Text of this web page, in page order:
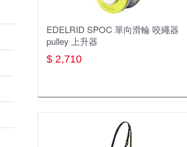
EDELRID SPOC 單向滑輪 咬繩器
pulley 上升器
$ 2,710